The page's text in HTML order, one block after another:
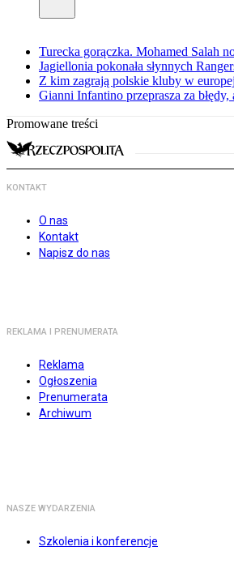
Turecka gorączka. Mohamed Salah
Jagiellonia pokonała słynnych
Z kim zagrają polskie kluby w
Gianni Infantino przeprasza za
Promowane treści
KONTAKT
O nas
Kontakt
Napisz do nas
REKLAMA I PRENUMERATA
Reklama
Ogłoszenia
Prenumerata
Archiwum
NASZE WYDARZENIA
Szkolenia i konferencje